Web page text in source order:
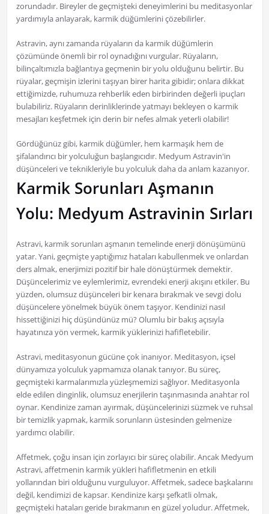
zorundadır. Bireyler de geçmişteki deneyimlerini bu meditasyonlar
yardımıyla anlayarak, karmik düğümlerini çözebilirler.
Astravin, aynı zamanda rüyaların da karmik düğümlerin
çözümünde önemli bir rol oynadığını vurgular. Rüyaların,
bilinçaltımızla bağlantıya geçmenin bir yolu olduğunu belirtir. Bu
rüyalar, geçmişin izlerini taşıyan birer harita gibidir; onlara dikkat
ettiğimizde, ruhumuza rehberlik eden birbirinden değerli ipuçları
bulabiliriz. Rüyaların derinliklerinde yatmayı bekleyen o karmik
mesajları keşfetmek için derin bir nefes almak yeterli olabilir!
Gördüğünüz gibi, karmik düğümler, hem karmaşık hem de
şifalandırıcı bir yolculuğun başlangıcıdır. Medyum Astravin'in
düşünceleri ve teknikleriyle bu yolculuk daha da anlam kazanıyor.
Karmik Sorunları Aşmanın
Yolu: Medyum Astravinin Sırları
Astravi, karmik sorunları aşmanın temelinde enerji dönüşümünü
yatar. Yani, geçmişte yaptığımız hataları kabullenmek ve onlardan
ders almak, enerjimizi pozitif bir hale dönüştürmek demektir.
Düşüncelerimiz ve eylemlerimiz, evrendeki enerji akışını etkiler. Bu
yüzden, olumsuz düşünceleri bir kenara bırakmak ve sevgi dolu
düşüncelere yönelmek büyük önem taşıyor. Kendinizi nasıl
hissettiğinizi hiç düşündünüz mü? Olumlu bir bakış açısıyla
hayatınıza yön vermek, karmik yüklerinizi hafifletebilir.
Astravi, meditasyonun gücüne çok inanıyor. Meditasyon, içsel
dünyamıza yolculuk yapmamıza olanak tanıyor. Bu süreç,
geçmişteki karmalarımızla yüzleşmemizi sağlıyor. Meditasyonla
elde edilen dinginlik, olumsuz enerjilerin taşınmasında anahtar rol
oynar. Kendinize zaman ayırmak, düşüncelerinizi süzmek ve ruhsal
bir temizlik yapmak, karmik sorunların üstesinden gelmenize
yardımcı olabilir.
Affetmek, çoğu insan için zorlayıcı bir süreç olabilir. Ancak Medyum
Astravi, affetmenin karmik yükleri hafifletmenin en etkili
yollarından biri olduğunu vurguluyor. Affetmek, sadece başkalarını
değil, kendimizi de kapsar. Kendinize karşı şefkatli olmak,
geçmişteki hataları geride bırakmanın en güzel yoludur. Affetmek,